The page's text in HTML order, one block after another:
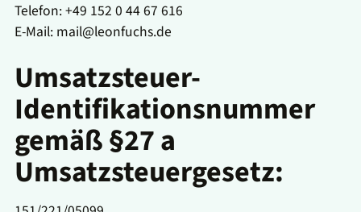
Telefon: +49 152 0 44 67 616
E-Mail: mail@leonfuchs.de
Umsatzsteuer-
Identifikationsnummer
gemäß §27 a
Umsatzsteuergesetz: